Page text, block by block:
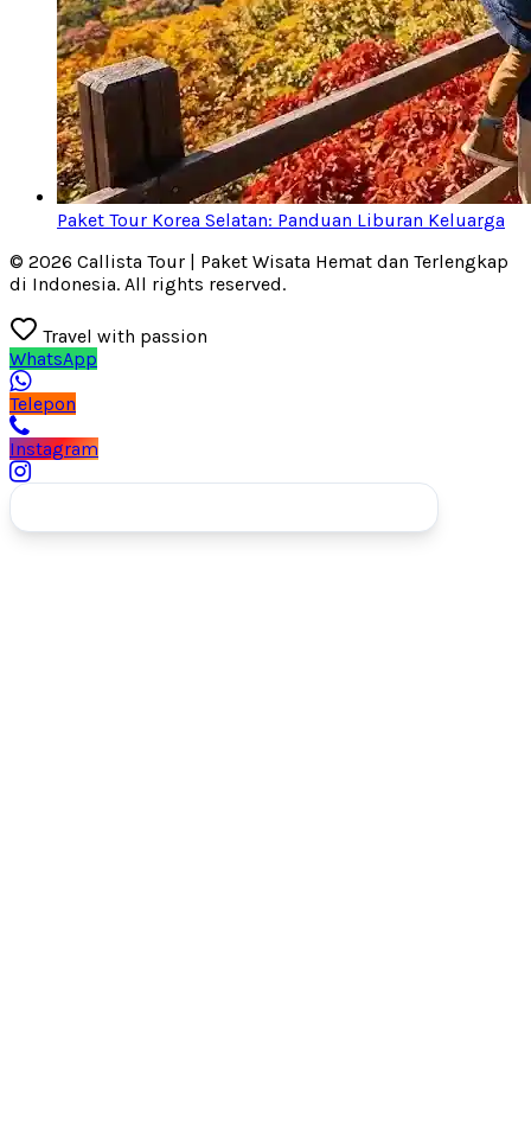
Paket Tour Korea Selatan: Panduan Liburan Keluarga
© 2026 Callista Tour | Paket Wisata Hemat dan Terlengkap
di Indonesia. All rights reserved.
Travel with passion
WhatsApp
Telepon
Instagram